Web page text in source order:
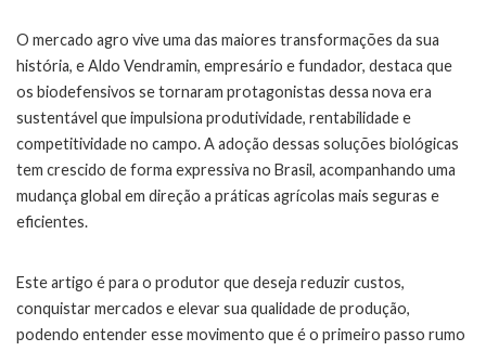
O mercado agro vive uma das maiores transformações da sua
história, e Aldo Vendramin, empresário e fundador, destaca que
os biodefensivos se tornaram protagonistas dessa nova era
sustentável que impulsiona produtividade, rentabilidade e
competitividade no campo. A adoção dessas soluções biológicas
tem crescido de forma expressiva no Brasil, acompanhando uma
mudança global em direção a práticas agrícolas mais seguras e
eficientes.
Este artigo é para o produtor que deseja reduzir custos,
conquistar mercados e elevar sua qualidade de produção,
podendo entender esse movimento que é o primeiro passo rumo